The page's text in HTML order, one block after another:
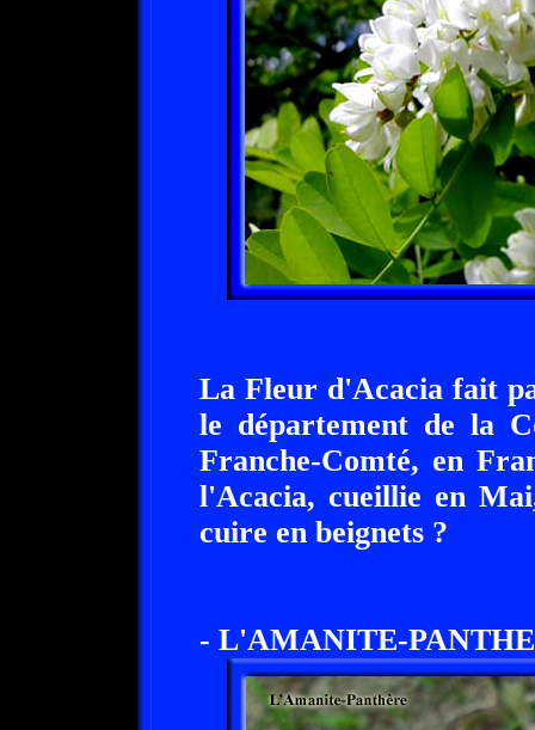
La Fleur d'Acacia fait
le département de la
Franche-Comté, en
l'Acacia, cueillie en
cuire en beignets ?
- L'AMANITE-